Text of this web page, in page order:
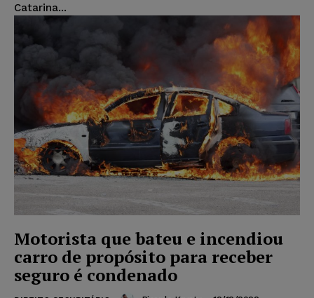
Catarina...
Motorista que bateu e incendiou
carro de propósito para receber
seguro é condenado